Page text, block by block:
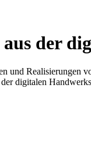
der
und Realisierungen
digitalen